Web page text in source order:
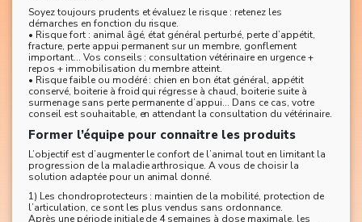
Soyez toujours prudents et évaluez le risque : retenez les
démarches en fonction du risque.
• Risque fort : animal âgé, état général perturbé, perte d’appétit,
fracture, perte appui permanent sur un membre, gonflement
important... Vos conseils : consultation vétérinaire en urgence +
repos + immobilisation du membre atteint.
• Risque faible ou modéré : chien en bon état général, appétit
conservé, boiterie à froid qui régresse à chaud, boiterie suite à
surmenage sans perte permanente d’appui… Dans ce cas, votre
conseil est souhaitable, en attendant la consultation du vétérinaire.
Former l’équipe pour connaitre les produits
L’objectif est d’augmenter le confort de l’animal tout en limitant la
progression de la maladie arthrosique. A vous de choisir la
solution adaptée pour un animal donné.
1) Les chondroprotecteurs : maintien de la mobilité, protection de
l’articulation, ce sont les plus vendus sans ordonnance.
Après une période initiale de 4 semaines à dose maximale, les